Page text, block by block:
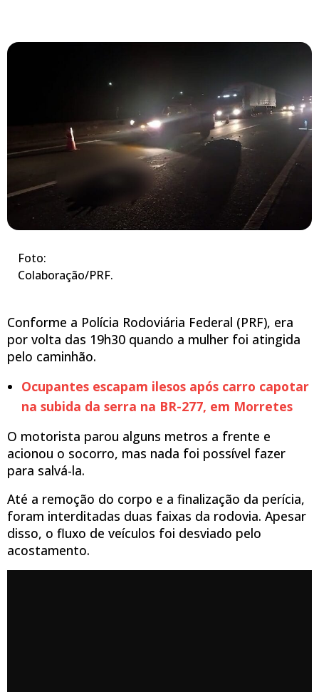
Foto:
Colaboração/PRF.
Conforme a Polícia Rodoviária Federal (PRF), era
por volta das 19h30 quando a mulher foi atingida
pelo caminhão.
Ocupantes escapam ilesos após carro capotar
na subida da serra na BR-277, em Morretes
O motorista parou alguns metros a frente e
acionou o socorro, mas nada foi possível fazer
para salvá-la.
Até a remoção do corpo e a finalização da perícia,
foram interditadas duas faixas da rodovia. Apesar
disso, o fluxo de veículos foi desviado pelo
acostamento.